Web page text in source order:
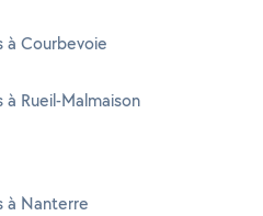
à Courbevoie
Rueil-Malmaison
à Nanterre